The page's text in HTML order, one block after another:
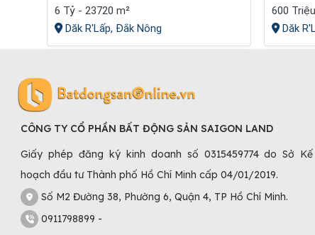
6 Tỷ - 23720 m²
Dăk R'Lấp, Đắk Nông
600
Dăk
CÔNG TY CỔ PHẦN BẤT ĐỘNG SẢN SAIGON LAND
Giấy phép đăng ký kinh doanh số 0315459774 do Sở Kế
hoạch đầu tư Thành phố Hồ Chí Minh cấp 04/01/2019.
Số M2 Đường 38, Phường 6, Quận 4, TP Hồ Chí Minh.
0911798899 -